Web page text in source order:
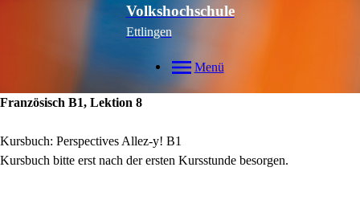
Volkshochschule
Ettlingen
Menü
Französisch B1, Lektion 8
Kursbuch: Perspectives Allez-y! B1
Kursbuch bitte erst nach der ersten Kursstunde besorgen.